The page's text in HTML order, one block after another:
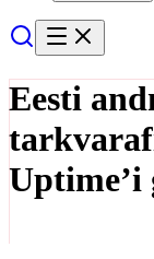
Eesti
Uptime’i